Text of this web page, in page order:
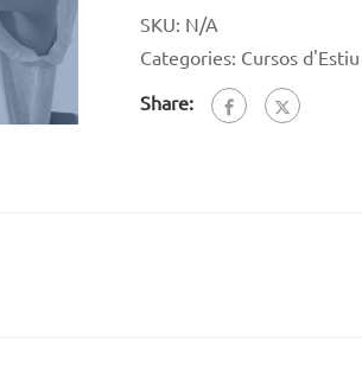
SKU: N/A
Categories: Cursos
Share: